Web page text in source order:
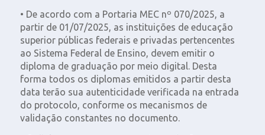
• De acordo com a Portaria MEC nº 070/2025, a
partir de 01/07/2025, as instituições de educação
superior públicas federais e privadas pertencentes
ao Sistema Federal de Ensino, devem emitir o
diploma de graduação por meio digital. Desta
forma todos os diplomas emitidos a partir desta
data terão sua autenticidade verificada na entrada
do protocolo, conforme os mecanismos de
validação constantes no documento.